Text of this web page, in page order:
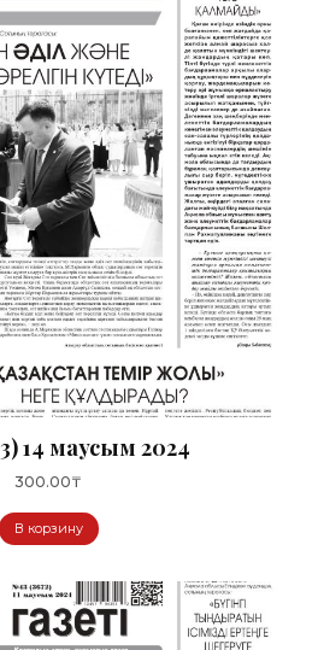
14 маусым 2024
300.00₸
В корзину